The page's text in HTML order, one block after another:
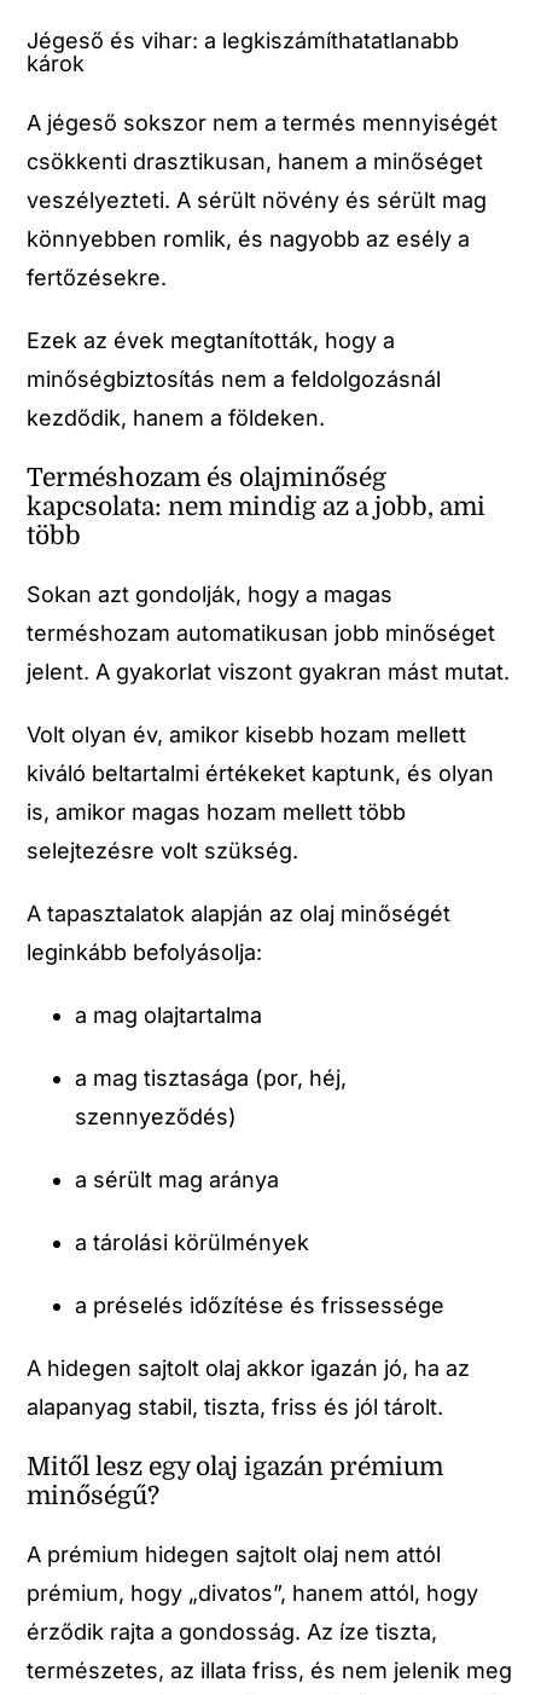
Jégeső és vihar: a legkiszámíthatatlanabb
károk
A jégeső sokszor nem a termés mennyiségét
csökkenti drasztikusan, hanem a minőséget
veszélyezteti. A sérült növény és sérült mag
könnyebben romlik, és nagyobb az esély a
fertőzésekre.
Ezek az évek megtanították, hogy a
minőségbiztosítás nem a feldolgozásnál
kezdődik, hanem a földeken.
Terméshozam és olajminőség
kapcsolata: nem mindig az a jobb, ami
több
Sokan azt gondolják, hogy a magas
terméshozam automatikusan jobb minőséget
jelent. A gyakorlat viszont gyakran mást mutat.
Volt olyan év, amikor kisebb hozam mellett
kiváló beltartalmi értékeket kaptunk, és olyan
is, amikor magas hozam mellett több
selejtezésre volt szükség.
A tapasztalatok alapján az olaj minőségét
leginkább befolyásolja:
a mag olajtartalma
a mag tisztasága (por, héj,
szennyeződés)
a sérült mag aránya
a tárolási körülmények
a préselés időzítése és frissessége
A hidegen sajtolt olaj akkor igazán jó, ha az
alapanyag stabil, tiszta, friss és jól tárolt.
Mitől lesz egy olaj igazán prémium
minőségű?
A prémium hidegen sajtolt olaj nem attól
prémium, hogy „divatos”, hanem attól, hogy
érződik rajta a gondosság. Az íze tiszta,
természetes, az illata friss, és nem jelenik meg